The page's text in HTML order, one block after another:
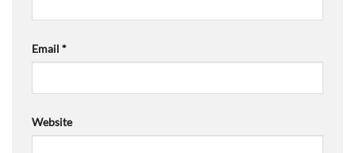
Email *
Website